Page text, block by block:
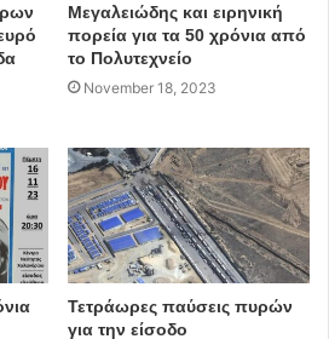
είναι:
του Φεστιβάλ.
στο ευρύ κοινό.
υποστηρικτών.
Μεγαλειώδης και ειρηνική
πορεία για τα 50 χρόνια από
το Πολυτεχνείο
November 18, 2023
Τετράωρες παύσεις πυρών
για την είσοδο